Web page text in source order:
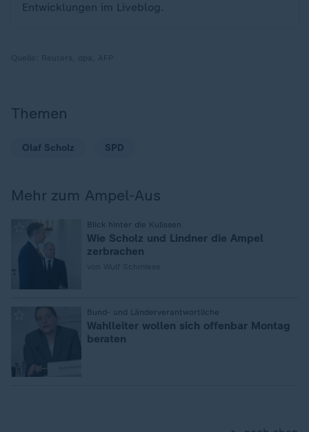
Entwicklungen im Liveblog.
Themen
Olaf Scholz SPD
Mehr zum Ampel-Aus
Blick hinter die Kulissen
Wie Scholz und Lindner die Ampel
zerbrachen
Bund- und Länderverantwortliche
Wahlleiter wollen sich offenbar Montag
beraten